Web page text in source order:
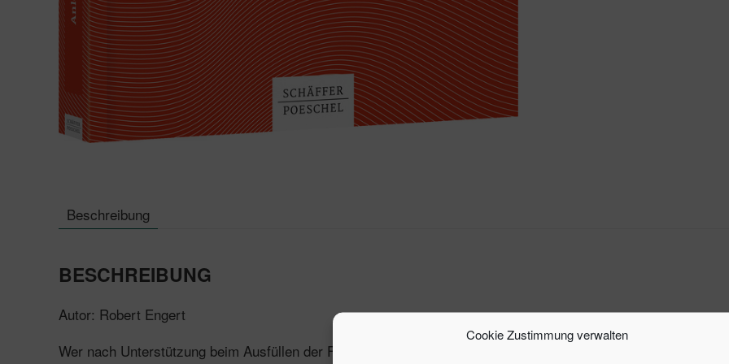
Cookie Zustimmung verwalten
Beschreibung
BESCHREIBUNG
Autor: Robert Engert
Wer nach Unterstützung beim Ausfüllen der Formulare, Möglichkeiten zur Steuerersparnis und nützlichen